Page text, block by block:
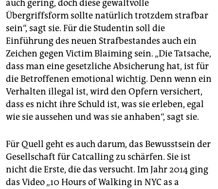
auch gering, doch diese gewaltvolle
Übergriffsform sollte natürlich trotzdem strafbar
sein“, sagt sie. Für die Studentin soll die
Einführung des neuen Strafbestandes auch ein
Zeichen gegen Victim Blaiming sein. „Die Tatsache,
dass man eine gesetzliche Absicherung hat, ist für
die Betroffenen emotional wichtig. Denn wenn ein
Verhalten illegal ist, wird den Opfern versichert,
dass es nicht ihre Schuld ist, was sie erleben, egal
wie sie aussehen und was sie anhaben“, sagt sie.
Für Quell geht es auch darum, das Bewusstsein der
Gesellschaft für Catcalling zu schärfen. Sie ist
nicht die Erste, die das versucht. Im Jahr 2014 ging
das Video „10 Hours of Walking in NYC as a